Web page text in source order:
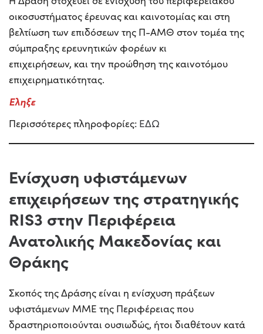
οικοσυστήματος έρευνας και καινοτομίας και στη
βελτίωση των επιδόσεων της Π-ΑΜΘ στον τομέα της
σύμπραξης ερευνητικών φορέων κι
επιχειρήσεων, και την προώθηση της καινοτόμου
επιχειρηματικότητας.
Εληξε
Περισσότερες πληροφορίες: ΕΔΩ
Ενίσχυση υφιστάμενων
επιχειρήσεων της στρατηγικής
RIS3 στην Περιφέρεια
Ανατολικής Μακεδονίας και
Θράκης
Σκοπός της Δράσης είναι η ενίσχυση πράξεων
υφιστάμενων ΜΜΕ της Περιφέρειας που
δραστηριοποιούνται ουσιωδώς, ήτοι διαθέτουν κατά